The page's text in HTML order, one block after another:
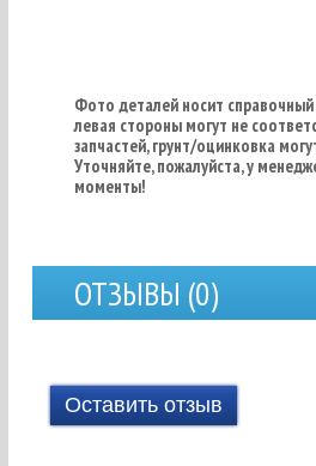
Фото деталей носит
левая стороны могут не
запчастей, грунт/оцинковка
Уточняйте, пожалуйста, у
моменты!
ОТЗЫВЫ (0)
Оставить отзыв